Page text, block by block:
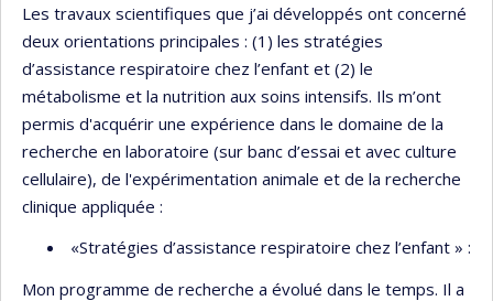
Les travaux scientifiques que j’ai développés ont concerné
deux orientations principales : (1) les stratégies
d’assistance respiratoire chez l’enfant et (2) le
métabolisme et la nutrition aux soins intensifs. Ils m’ont
permis d'acquérir une expérience dans le domaine de la
recherche en laboratoire (sur banc d’essai et avec culture
cellulaire), de l'expérimentation animale et de la recherche
clinique appliquée :
«Stratégies d’assistance respiratoire chez l’enfant » :
Mon programme de recherche a évolué dans le temps. Il a